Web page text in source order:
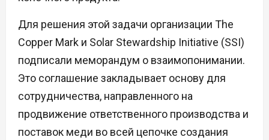
Для решения этой задачи организации The
Copper Mark и Solar Stewardship Initiative (SSI)
подписали меморандум о взаимопонимании.
Это соглашение закладывает основу для
сотрудничества, направленного на
продвижение ответственного производства и
поставок меди во всей цепочке создания